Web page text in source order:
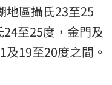
地區攝氏23至25
至25度，金門及
19至20度之間。